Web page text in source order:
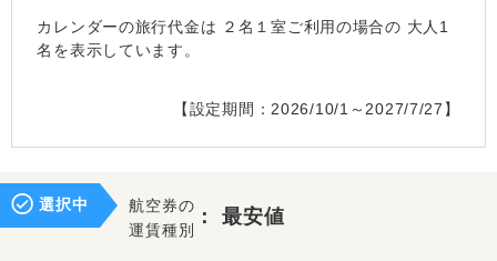
カレンダーの旅行代金は ２名１室 ご利用の場合の 大人1
名を表示しています。
【設定期間：2026/10/1～2027/7/27】
選択中
航空券の
運賃種別
：最安値